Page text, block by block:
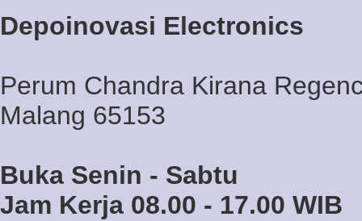
Depoinovasi Electronics
Perum Chandra Kirana
Malang 65153
Buka Senin - Sabtu
Jam Kerja 08.00 - 17.00 WIB